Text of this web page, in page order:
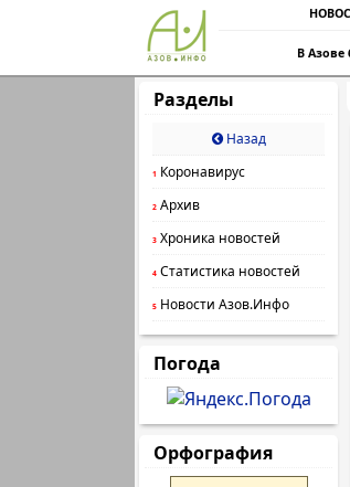
В Азове
Разделы
Назад
1 Коронавирус
2 Архив
3 Хроника новостей
4 Статистика новостей
5 Новости Азов.Инфо
Погода
Орфография